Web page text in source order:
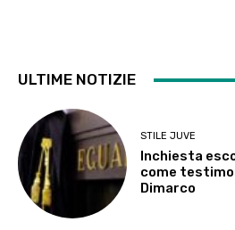
ULTIME NOTIZIE
STILE JUVE
Inchiesta
come
Dimarco